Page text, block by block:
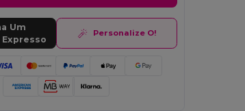
Um
Personalize O!